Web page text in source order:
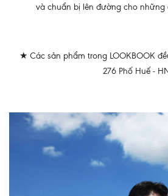
và chuẩn bị lên đường cho những
★ Các sản phẩm trong LOOKBOOK
276 Phố Huế -